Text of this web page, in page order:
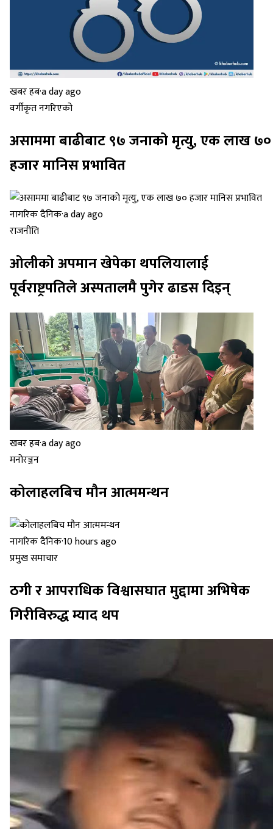
खबर हब·a day ago
वर्गीकृत नगरिएको
असाममा बाढीबाट ९७ जनाको मृत्यु, एक लाख ७०
हजार मानिस प्रभावित
नागरिक दैनिक·a day ago
राजनीति
ओलीको अपमान खेपेका थपलियालाई
पूर्वराष्ट्रपतिले अस्पतालमै पुगेर ढाडस दिइन्
खबर हब·a day ago
मनोरञ्जन
कोलाहलबिच मौन आत्ममन्थन
नागरिक दैनिक·10 hours ago
प्रमुख समाचार
ठगी र आपराधिक विश्वासघात मुद्दामा अभिषेक
गिरीविरुद्ध म्याद थप